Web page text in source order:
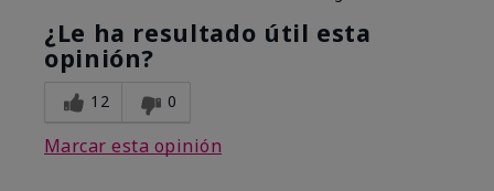
¿Le ha resultado útil esta
opinión?
12 0
Marcar esta opinión